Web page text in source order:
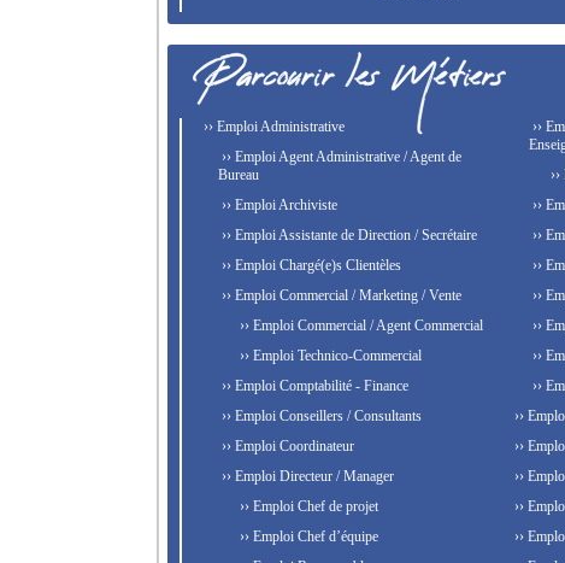
›› Emploi Administrative
›› Emploi Agent Administrative / Agent de
Bureau
›› Emploi Archiviste
›› Emploi Assistante de Direction / Secrétaire
›› Emploi Chargé(e)s Clientèles
›› Emploi Commercial / Marketing / Vente
›› Emploi Commercial / Agent Commercial
›› Emploi Technico-Commercial
›› Emploi Comptabilité - Finance
›› Emploi Conseillers / Consultants
›› Emploi Coordinateur
›› Emploi Directeur / Manager
›› Emploi Chef de projet
›› Emploi Chef d’équipe
››
››
››
››
››
››
››
››
››
››
››
››
››